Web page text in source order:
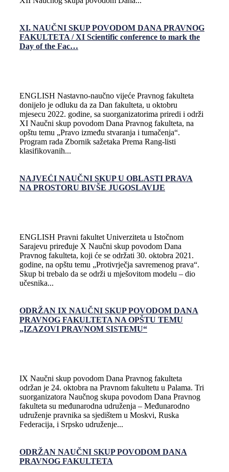
XI. NAUČNI SKUP POVODOM DANA PRAVNOG
FAKULTETA / XI Scientific conference to mark the
Day of the Fac…
ENGLISH Nastavno-naučno vijeće Pravnog fakulteta
donijelo je odluku da za Dan fakulteta, u oktobru
mjesecu 2022. godine, sa suorganizatorima priredi i održi
XI Naučni skup povodom Dana Pravnog fakulteta, na
opštu temu „Pravo između stvaranja i tumačenja“.
Program rada Zbornik sažetaka Prema Rang-listi
klasifikovanih...
NAJVEĆI NAUČNI SKUP U OBLASTI PRAVA
NA PROSTORU BIVŠE JUGOSLAVIJE
ENGLISH Pravni fakultet Univerziteta u Istočnom
Sarajevu priređuje X Naučni skup povodom Dana
Pravnog fakulteta, koji će se održati 30. oktobra 2021.
godine, na opštu temu „Protivrječja savremenog prava“.
Skup bi trebalo da se održi u mješovitom modelu – dio
učesnika...
ODRŽAN IX NAUČNI SKUP POVODOM DANA
PRAVNOG FAKULTETA NA OPŠTU TEMU
„IZAZOVI PRAVNOM SISTEMU“
IX Naučni skup povodom Dana Pravnog fakulteta
održan je 24. oktobra na Pravnom fakultetu u Palama. Tri
suorganizatora Naučnog skupa povodom Dana Pravnog
fakulteta su međunarodna udruženja – Međunarodno
udruženje pravnika sa sjedištem u Moskvi, Ruska
Federacija, i Srpsko udruženje...
ODRŽAN NAUČNI SKUP POVODOM DANA
PRAVNOG FAKULTETA